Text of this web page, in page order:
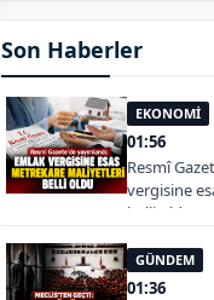
Son Haberler
EKONOMİ
01:56
Resmî
vergisine
belli oldu
GÜNDEM
01:36